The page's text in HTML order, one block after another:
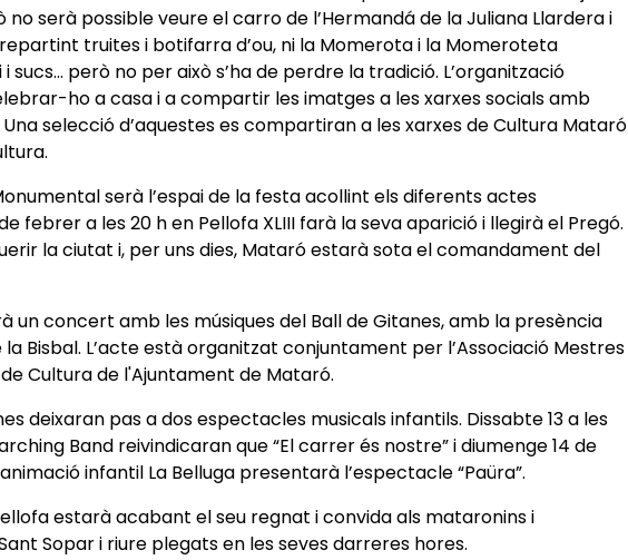
no serà possible veure el carro de l’Hermandá de la Juliana Llardera i
truites i botifarra d’ou, ni la Momerota i la Momeroteta
però no per això s’ha de perdre la tradició. L’organització
ho a casa i a compartir les imatges a les xarxes socials amb
selecció d’aquestes es compartiran a les xarxes de Cultura Mataró
serà l’espai de la festa acollint els diferents actes
febrer a les 20 h en Pellofa XLIII farà la seva aparició i llegirà el Pregó.
la ciutat i, per uns dies, Mataró estarà sota el comandament del
un concert amb les músiques del Ball de Gitanes, amb la presència
Bisbal. L’acte està organitzat conjuntament per l’Associació Mestres
Cultura de l'Ajuntament de Mataró.
deixaran pas a dos espectacles musicals infantils. Dissabte 13 a les
Band reivindicaran que “El carrer és nostre” i diumenge 14 de
infantil La Belluga presentarà l’espectacle “Paüra”.
estarà acabant el seu regnat i convida als mataronins i
Sopar i riure plegats en les seves darreres hores.